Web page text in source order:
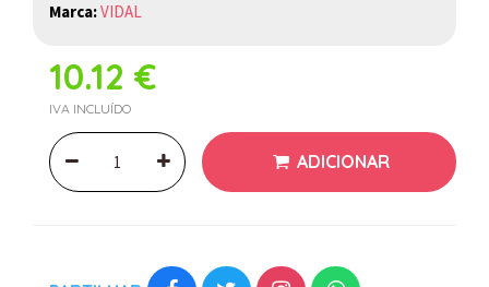
Marca:VIDAL
10.12 €
IVA INCLUÍDO
ADICIONAR